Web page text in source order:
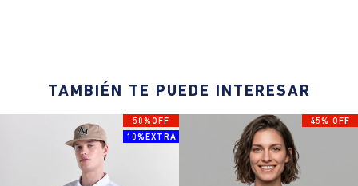
TAMBIÉN TE PUEDE INTERESAR
50%OFF
10%EXTRA
45% OFF